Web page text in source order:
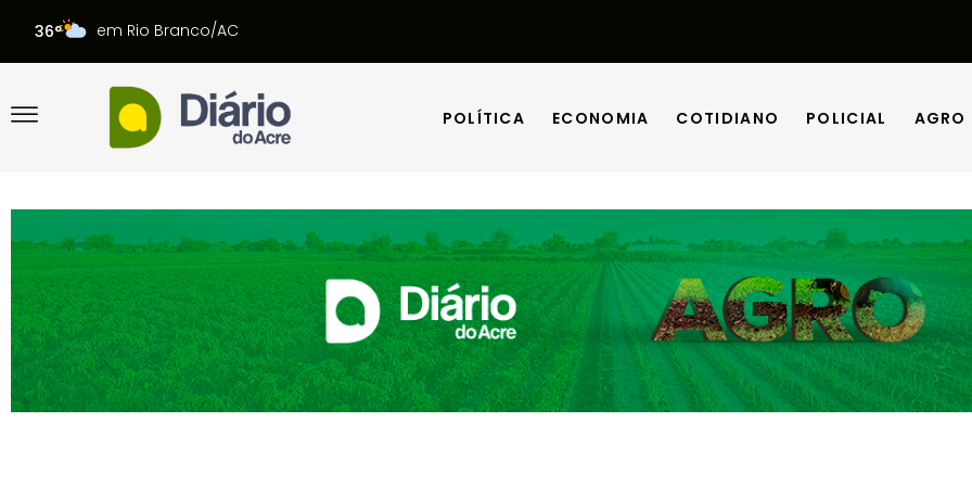
36° em Rio Branco/AC
POLÍTICA ECONOMIA COTIDIANO POLICIAL AGRO
POLÍTICA ECONOMIA COTIDIANO POLICIAL AGRO